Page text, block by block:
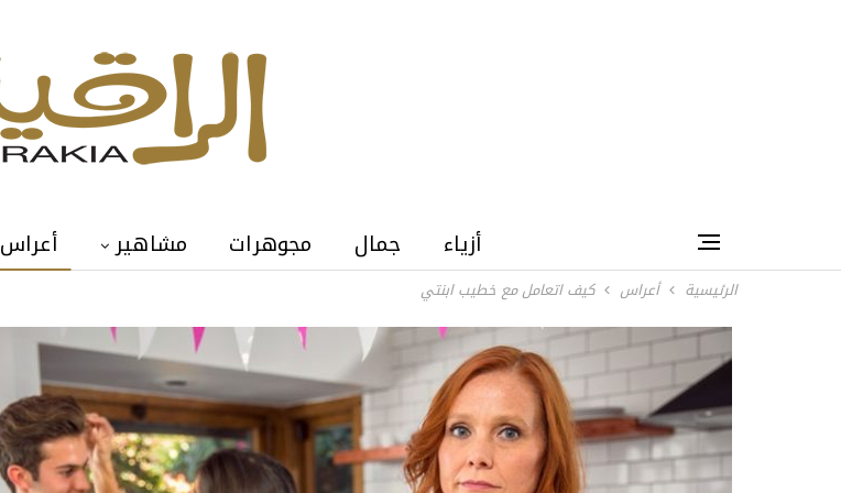
أزياء جمال مجوهرات مشاهير أعراس
الرئيسية أعراس كيف اتعامل مع خطيب ابنتي